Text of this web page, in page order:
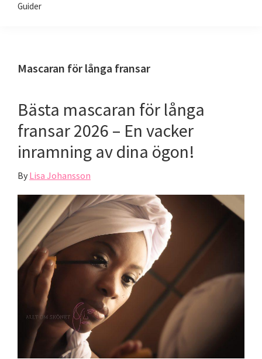
skönhet!
Guider
Mascaran för långa fransar
Bästa mascaran för långa
fransar 2026 – En vacker
inramning av dina ögon!
By Lisa Johansson